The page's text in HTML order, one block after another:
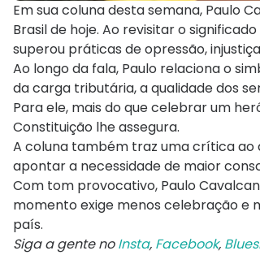
Em sua coluna desta semana, Paulo
Brasil de hoje. Ao revisitar o
superou práticas de opressão,
Ao longo da fala, Paulo relaciona o
da carga tributária, a qualidade dos
Para ele, mais do que celebrar um
Constituição lhe assegura.
A coluna também traz uma crítica ao
apontar a necessidade de maior
Com tom provocativo, Paulo
momento exige menos celebração e
país.
Siga a gente noInsta, Facebook,